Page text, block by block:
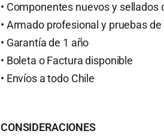
• Componentes nuevos y sellados
• Armado profesional y pruebas
• Garantía de 1 año
• Boleta o Factura disponible
• Envíos a todo Chile
CONSIDERACIONES